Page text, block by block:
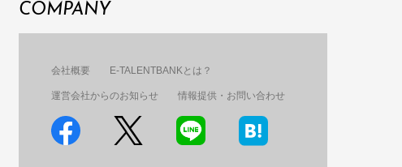
COMPANY
会社概要 E-TALENTBANKとは？
運営会社からのお知らせ 情報提供・お問い合わせ